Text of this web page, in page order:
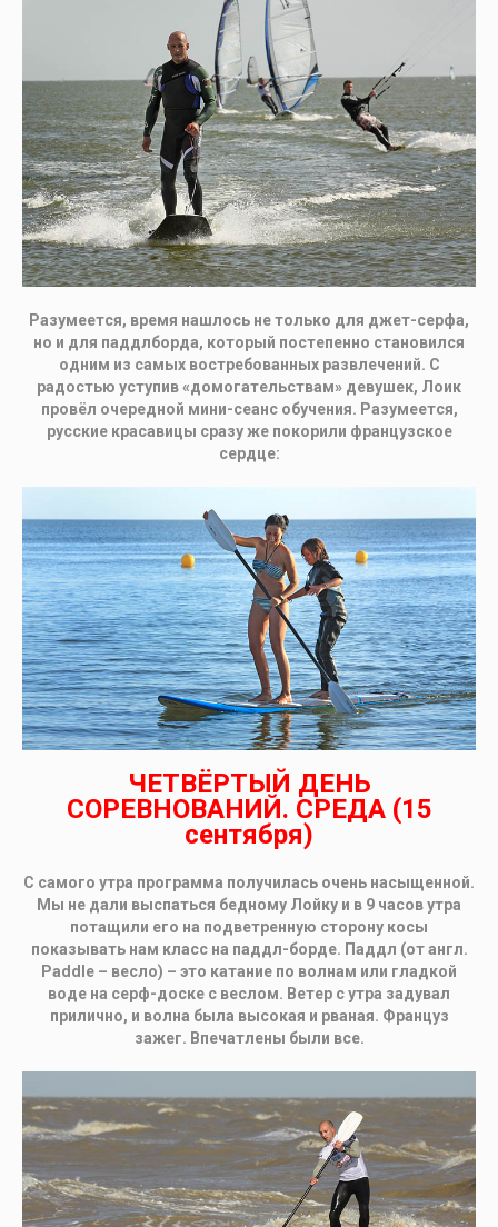
Разумеется, время нашлось не только для джет-серфа,
но и для паддлборда, который постепенно становился
одним из самых востребованных развлечений. С
радостью уступив «домогательствам» девушек, Лоик
провёл очередной мини-сеанс обучения. Разумеется,
русские красавицы сразу же покорили французское
сердце:
ЧЕТВЁРТЫЙ ДЕНЬ
СОРЕВНОВАНИЙ. СРЕДА (15
сентября)
С самого утра программа получилась очень насыщенной.
Мы не дали выспаться бедному Лойку и в 9 часов утра
потащили его на подветренную сторону косы
показывать нам класс на паддл-борде. Паддл (от англ.
Paddle – весло) – это катание по волнам или гладкой
воде на серф-доске с веслом. Ветер с утра задувал
прилично, и волна была высокая и рваная. Француз
зажег. Впечатлены были все.